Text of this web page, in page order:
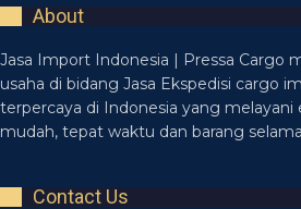
About
Jasa Import Indonesia | Pressa Cargo
usaha di bidang Jasa Ekspedisi cargo
terpercaya di Indonesia yang melayani
mudah, tepat waktu dan barang
Contact Us